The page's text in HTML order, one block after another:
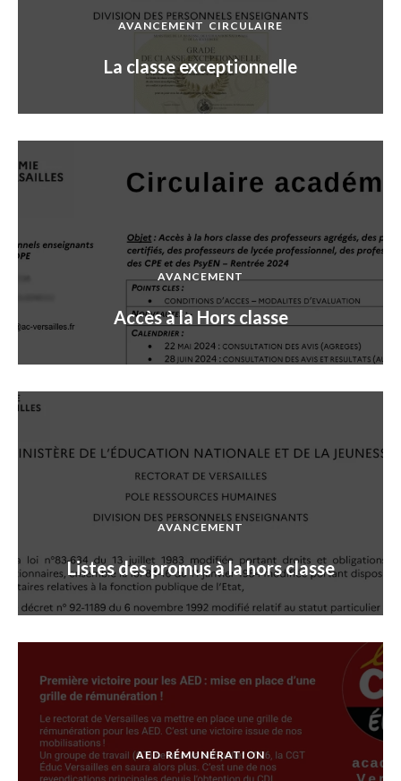
AVANCEMENT CIRCULAIRE
La classe exceptionnelle
AVANCEMENT
Accès à la Hors classe
AVANCEMENT
Listes des promus à la hors classe
AED RÉMUNÉRATION